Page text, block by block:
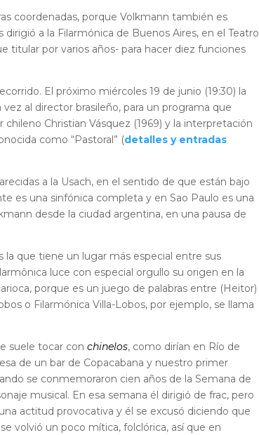
coordenadas, porque Volkmann también es
a la Filarmónica de Buenos Aires, en el Teatro
titular por varios años- para hacer diez funciones
El próximo miércoles 19 de junio (19:30) la
al director brasileño, para un programa que
Christian Vásquez (1969) y la interpretación
como “Pastoral” (detalles y entradas
a la Usach, en el sentido de que están bajo
es una sinfónica completa y en Sao Paulo es una
desde la ciudad argentina, en una pausa de
que tiene un lugar más especial entre sus
luce con especial orgullo su origen en la
porque es un juego de palabras entre (Heitor)
o Filarmónica Villa-Lobos, por ejemplo, se llama
suele tocar conchinelos, como dirían en Río de
de un bar de Copacabana y nuestro primer
se conmemoraron cien años de la Semana de
musical. En esa semana él dirigió de frac, pero
actitud provocativa y él se excusó diciendo que
volvió un poco mítica, folclórica, así que en